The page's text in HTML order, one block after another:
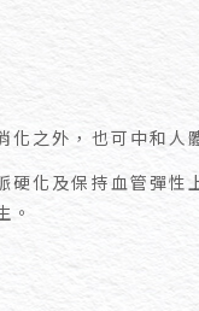
之外，也可中和人
化及保持血管彈性
。